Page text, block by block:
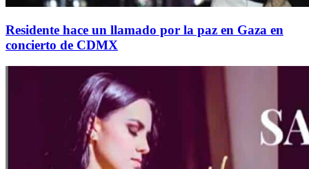
Residente hace un llamado por la paz en Gaza en
concierto de CDMX